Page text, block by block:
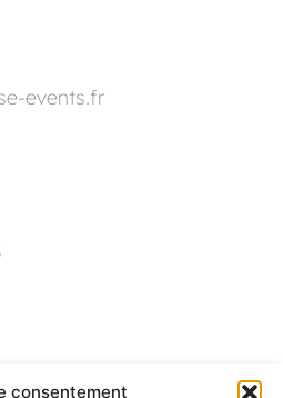
consentement
events.fr